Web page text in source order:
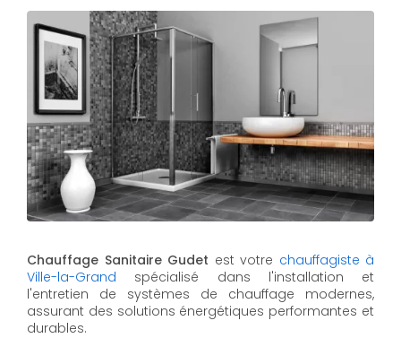
Chauffage Sanitaire Gudet est votre chauffagiste à
Ville-la-Grand spécialisé dans l'installation et
l'entretien de systèmes de chauffage modernes,
assurant des solutions énergétiques performantes et
durables.